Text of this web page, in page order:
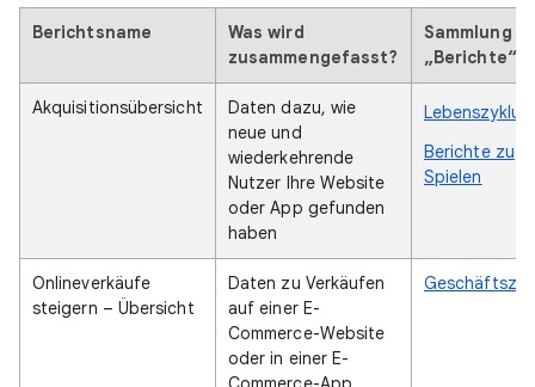
Berichtsname
Was wird
zusammengefasst?
Sammlung
„Berichte“
Akquisitionsübersicht
Daten dazu, wie
neue und
wiederkehrende
Nutzer Ihre Website
oder App gefunden
haben
Lebenszyklus
Berichte zu
Spielen
Onlineverkäufe
steigern – Übersicht
Daten zu Verkäufen
auf einer E-
Commerce-Website
oder in einer E-